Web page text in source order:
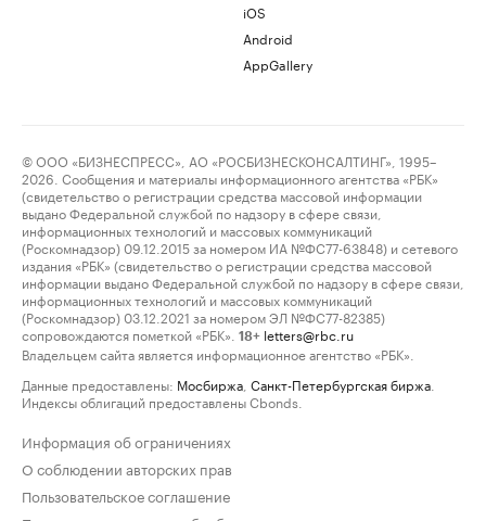
iOS
Android
AppGallery
© ООО «БИЗНЕСПРЕСС», АО «РОСБИЗНЕСКОНСАЛТИНГ», 1995–
2026. Сообщения и материалы информационного агентства «РБК»
(свидетельство о регистрации средства массовой информации
выдано Федеральной службой по надзору в сфере связи,
информационных технологий и массовых коммуникаций
(Роскомнадзор) 09.12.2015 за номером ИА №ФС77-63848) и сетевого
издания «РБК» (свидетельство о регистрации средства массовой
информации выдано Федеральной службой по надзору в сфере связи,
информационных технологий и массовых коммуникаций
(Роскомнадзор) 03.12.2021 за номером ЭЛ №ФС77-82385)
сопровождаются пометкой «РБК».
18+ letters@rbc.ru
Владельцем сайта является информационное агентство «РБК».
Данные предоставлены: Мосбиржа Санкт-Петербургская биржа
Индексы облигаций предоставлены Cbonds.
Информация об ограничениях
О соблюдении авторских прав
Пользовательское соглашение